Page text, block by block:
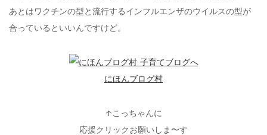
あとはワクチンの型と流行するインフルエンザのウイルスの型が
合っているといいんですけど。
にほんブログ村
↑こっちゃんに
応援クリックお願いしま〜す